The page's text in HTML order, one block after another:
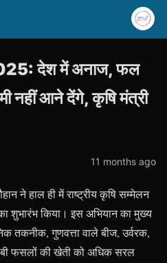
देश में अनाज, फल
नहीं आने देंगे, कृषि मंत्री
11 months ago
ने हाल ही में राष्ट्रीय कृषि सम्मेलन
शुभारंभ किया। इस अभियान का मुख्य
तकनीक, गुणवत्ता वाले बीज, उर्वरक,
फसलों की खेती को अधिक सरल